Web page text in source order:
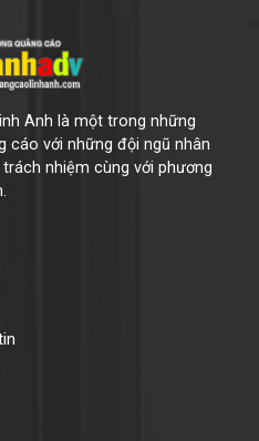
Anh là một trong những
cáo với những đội ngũ nhân
nhiệm cùng với phương